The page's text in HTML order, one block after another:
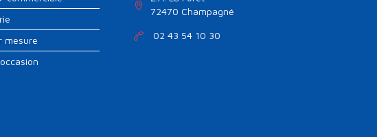
mesure
72470 Champagné
02 43 54 10 30